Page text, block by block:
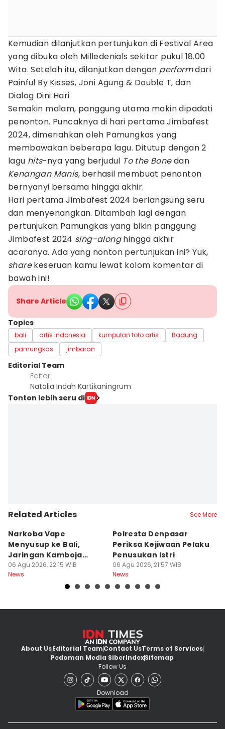
Kemudian dilanjutkan pertunjukan di Festival Area
yang dibuka oleh Milledenials sekitar pukul 18.00
Wita. Setelah itu, dilanjutkan dengan performdari
Painful By Kisses, Joni Agung & Double T, dan
Dialog Dini Hari.
Semakin malam, panggung utama makin dipadati
penonton. Puncaknya di hari pertama Jimbafest
2024, dimeriahkan oleh Pamungkas yang
membawakan beberapa lagu. Ditutup dengan 2
lagu hits-nya yang berjudul To the Bonedan
Kenangan Manis, berhasil membuat penonton
bernyanyi bersama hingga akhir.
Hari pertama Jimbafest 2024 berlangsung seru
dan menyenangkan. Ditambah lagi dengan
pertunjukan Pamungkas yang bikin panggung
Jimbafest 2024 sing-alonghingga akhir
acaranya. Ada yang nonton pertunjukan ini? Yuk,
sharekeseruan kamu lewat kolom komentar di
bawah ini!
Share Article
Topics
bali artis indonesia kumpulan foto artis
Badung
pamungkas
jimbaran
Editorial Team
Editor
Natalia Indah Kartikaningrum
Tonton lebih seru di
Related Articles See More
Narkoba Vape
Menyusup ke Bali,
Jaringan Kamboja
Terbongkar
06 Agu 2026, 22:15 WIB
News
Polresta Denpasar
Periksa Kejiwaan Pelaku
Penusukan Istri
06 Agu 2026, 21:57 WIB
News
About UsEditorial TeamContact UsTerms of Services
Pedoman Media SiberIndexSitemap
Follow Us
Download